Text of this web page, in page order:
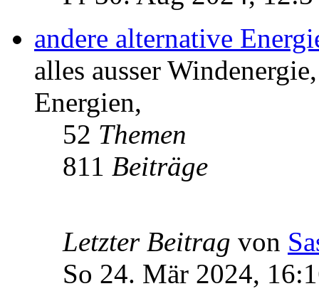
andere alternative
alles ausser
Energien,
52 Themen
811 Beiträge
Letzter Beitrag von
So 24. Mär 2024,